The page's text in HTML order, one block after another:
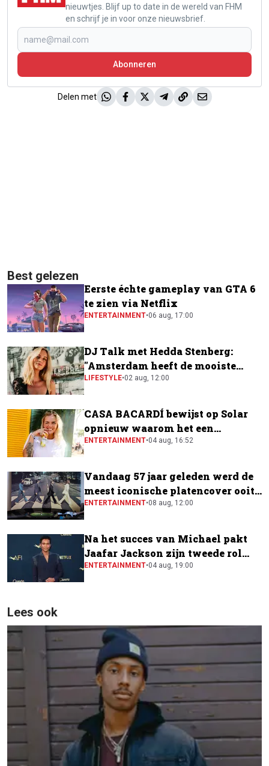
nieuwtjes. Blijf up to date in de wereld van FHM
en schrijf je in voor onze nieuwsbrief.
Abonneren
Delen met
Best gelezen
Eerste échte gameplay van GTA 6
te zien via Netflix
ENTERTAINMENT•06 aug, 17:00
DJ Talk met Hedda Stenberg:
"Amsterdam heeft de mooiste
festivalscene van Europa"
LIFESTYLE•02 aug, 12:00
CASA BACARDÍ bewijst op Solar
opnieuw waarom het een
festivalfavoriet is
ENTERTAINMENT•04 aug, 16:52
Vandaag 57 jaar geleden werd de
meest iconische platencover ooit
gemaakt
ENTERTAINMENT•08 aug, 12:00
Na het succes van Michael pakt
Jaafar Jackson zijn tweede rol
naast Will Smith
ENTERTAINMENT•04 aug, 19:00
Lees ook